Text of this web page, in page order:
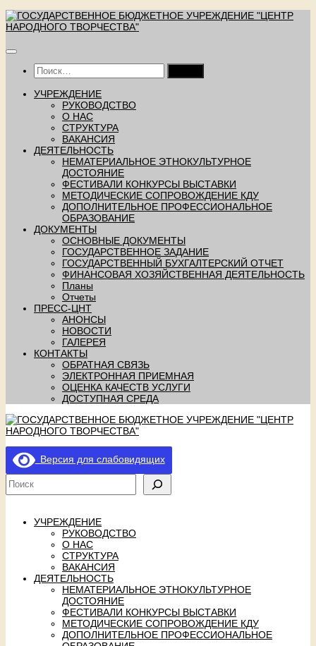
Перейти
к
Найти:
УЧРЕЖДЕНИЕ
РУКОВОДСТВО
О НАС
СТРУКТУРА
ВАКАНСИЯ
ДЕЯТЕЛЬНОСТЬ
НЕМАТЕРИАЛЬНОЕ ЭТНОКУЛЬТУРНОЕ
ДОСТОЯНИЕ
ФЕСТИВАЛИ КОНКУРСЫ ВЫСТАВКИ
МЕТОДИЧЕСКИЕ СОПРОВОЖДЕНИЕ КДУ
ДОПОЛНИТЕЛЬНОЕ ПРОФЕССИОНАЛЬНОЕ
ОБРАЗОВАНИЕ
ДОКУМЕНТЫ
ОСНОВНЫЕ ДОКУМЕНТЫ
ГОСУДАРСТВЕННОЕ ЗАДАНИЕ
ГОСУДАРСТВЕННЫЙ БУХГАЛТЕРСКИЙ ОТЧЕТ
ФИНАНСОВАЯ ХОЗЯЙСТВЕННАЯ ДЕЯТЕЛЬНОСТЬ
Планы
Отчеты
ПРЕСС-ЦНТ
АНОНСЫ
НОВОСТИ
ГАЛЕРЕЯ
КОНТАКТЫ
ОБРАТНАЯ СВЯЗЬ
ЭЛЕКТРОННАЯ ПРИЕМНАЯ
ОЦЕНКА КАЧЕСТВ УСЛУГИ
ДОСТУПНАЯ СРЕДА
Версия для слабовидящих
УЧРЕЖДЕНИЕ
РУКОВОДСТВО
О НАС
СТРУКТУРА
ВАКАНСИЯ
ДЕЯТЕЛЬНОСТЬ
НЕМАТЕРИАЛЬНОЕ ЭТНОКУЛЬТУРНОЕ
ДОСТОЯНИЕ
ФЕСТИВАЛИ КОНКУРСЫ ВЫСТАВКИ
МЕТОДИЧЕСКИЕ СОПРОВОЖДЕНИЕ КДУ
ДОПОЛНИТЕЛЬНОЕ ПРОФЕССИОНАЛЬНОЕ